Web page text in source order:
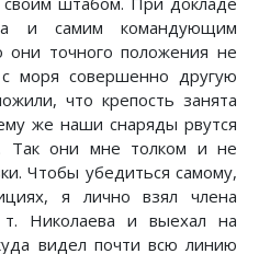
и самим командующим
они точного положения не
моря совершенно другую
что крепость занята
же наши снаряды рвутся
Так они мне толком и не
Чтобы убедиться самому,
я лично взял члена
Николаева и выехал на
видел почти всю линию